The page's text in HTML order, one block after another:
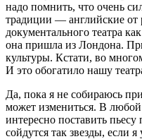
надо помнить, что очень
традиции — английские от
документального театра
она пришла из Лондона.
культуры. Кстати, во
И это обогатило нашу
Да, пока я не собираюсь
может измениться. В
интересно поставить
сойдутся так звезды, если